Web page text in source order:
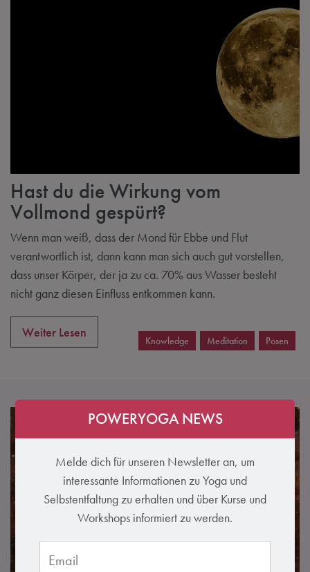
Hast du die Wirkung vom
Vollmond gespürt?
Wenn man weiß, dass der Mond für Ebbe und Flut
verantwortlich ist, dann kann man sich auch gut vorstellen,
dass unser Körper, der ja zu ca. 70% aus Wasser besteht
nicht ganz diesen Einfluss entkommen kann.
Weiter Lesen
Knowledge Meditation Posen
POWERYOGA NEWS
Melde dich für unseren Newsletter an, um
interessante Informationen zu Yoga und
Selbstentfaltung zu erhalten und über Kurse und
Workshops informiert zu werden.